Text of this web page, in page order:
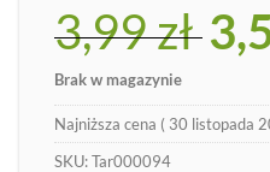
3,99zł cena
3,99
Brak w magazynie
Najniższa cena ( 30 listopada
SKU:Tar000094